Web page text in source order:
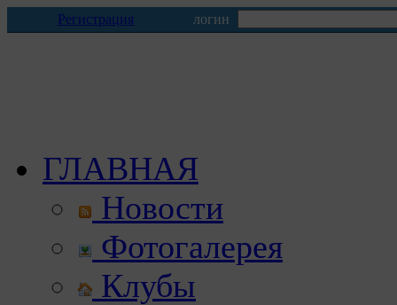
Регистрация логин
ГЛАВНАЯ
Новости
Фотогалерея
Клубы